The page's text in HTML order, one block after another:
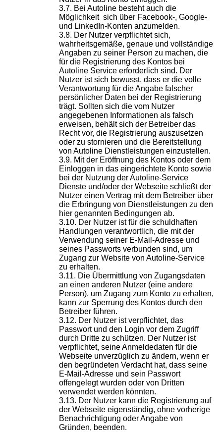
Bei Autoline besteht auch die
Möglichkeit sich über Facebook-, Google-
und LinkedIn-Konten anzumelden.
Der Nutzer verpflichtet sich,
wahrheitsgemäße, genaue und vollständige
Angaben zu seiner Person zu machen, die
für die Registrierung des Kontos bei
Autoline Service erforderlich sind. Der
Nutzer ist sich bewusst, dass er die volle
Verantwortung für die Angabe falscher
persönlicher Daten bei der Registrierung
trägt. Sollten sich die vom Nutzer
angegebenen Informationen als falsch
erweisen, behält sich der Betreiber das
Recht vor, die Registrierung auszusetzen
oder zu stornieren und die Bereitstellung
von Autoline Dienstleistungen einzustellen.
Mit der Eröffnung des Kontos oder dem
Einloggen in das eingerichtete Konto sowie
bei der Nutzung der Autoline-Service
Dienste und/oder der Webseite schließt der
Nutzer einen Vertrag mit dem Betreiber über
die Erbringung von Dienstleistungen zu den
hier genannten Bedingungen ab.
Der Nutzer ist für die schuldhaften
Handlungen verantwortlich, die mit der
Verwendung seiner E-Mail-Adresse und
seines Passworts verbunden sind, um
Zugang zur Website von Autoline-Service
zu erhalten.
Die Übermittlung von Zugangsdaten
an einen anderen Nutzer (eine andere
Person), um Zugang zum Konto zu erhalten,
kann zur Sperrung des Kontos durch den
Betreiber führen.
Der Nutzer ist verpflichtet, das
Passwort und den Login vor dem Zugriff
durch Dritte zu schützen. Der Nutzer ist
verpflichtet, seine Anmeldedaten für die
Webseite unverzüglich zu ändern, wenn er
den begründeten Verdacht hat, dass seine
E-Mail-Adresse und sein Passwort
offengelegt wurden oder von Dritten
verwendet werden könnten.
Der Nutzer kann die Registrierung auf
der Webseite eigenständig, ohne vorherige
Benachrichtigung oder Angabe von
Gründen, beenden.